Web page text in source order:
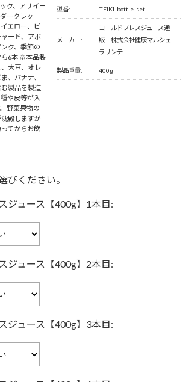
ク、アサイー
ークレッ
エロー、ピ
ード、アボ
ク、季節の
6本 ※本品製
大豆、オレ
、バナナ、
製品を製造
や皮等が入
野菜果物の
殿しますが
てからお飲
型番: TEIKI-bottle-set
メーカー:
コールドプレスジュース通
販 株式会社健康マルシェ
ラサンテ
製品重量: 400g
びください。
ジュース【400g】1本目:
ジュース【400g】2本目:
ジュース【400g】3本目: